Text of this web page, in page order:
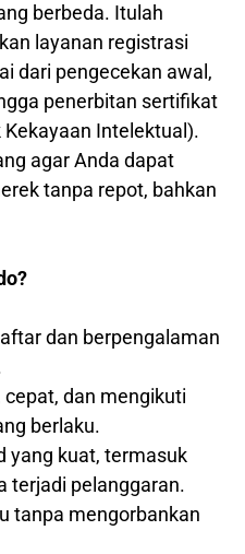
berbeda. Itulah
layanan registrasi
dari pengecekan awal,
penerbitan sertifikat
Intelektual).
agar Anda dapat
tanpa repot, bahkan
dan berpengalaman
dan mengikuti
berlaku.
yang kuat, termasuk
terjadi pelanggaran.
tanpa mengorbankan